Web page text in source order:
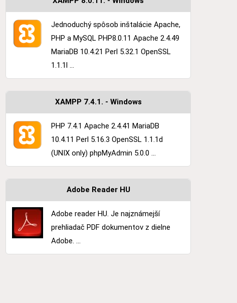
Jednoduchý spôsob inštalácie Apache,
PHP a MySQL PHP8.0.11 Apache 2.4.49
MariaDB 10.4.21 Perl 5.32.1 OpenSSL
1.1.1l ...
XAMPP 7.4.1. - Windows
PHP 7.4.1 Apache 2.4.41 MariaDB
10.4.11 Perl 5.16.3 OpenSSL 1.1.1d
(UNIX only) phpMyAdmin 5.0.0 ...
Adobe Reader HU
Adobe reader HU. Je najznámejší
prehliadač PDF dokumentov z dielne
Adobe. ...